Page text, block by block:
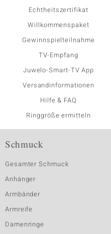
Echtheitszertifikat
Willkommenspaket
Gewinnspielteilnahme
TV-Empfang
Juwelo-Smart-TV App
Versandinformationen
Hilfe & FAQ
Ringgröße ermitteln
Schmuck
Gesamter Schmuck
Anhänger
Armbänder
Armreife
Damenringe